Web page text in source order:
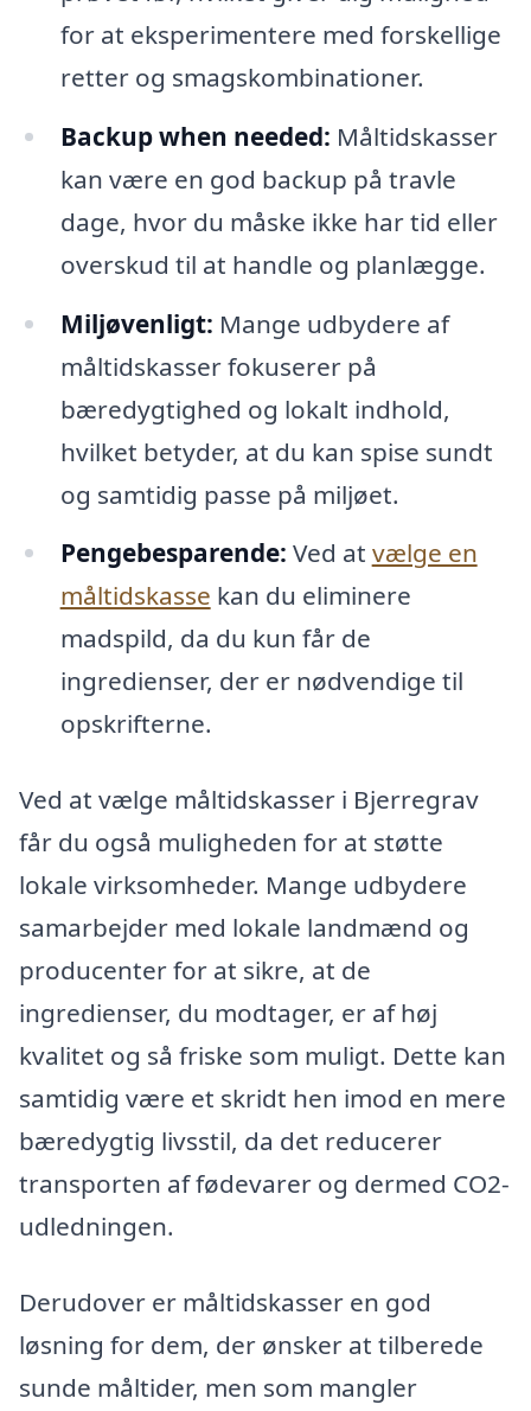
for at eksperimentere med forskellige
retter og smagskombinationer.
Backup when needed: Måltidskasser
kan være en god backup på travle
dage, hvor du måske ikke har tid eller
overskud til at handle og planlægge.
Miljøvenligt: Mange udbydere af
måltidskasser fokuserer på
bæredygtighed og lokalt indhold,
hvilket betyder, at du kan spise sundt
og samtidig passe på miljøet.
Pengebesparende: Ved at vælge en
måltidskasse kan du eliminere
madspild, da du kun får de
ingredienser, der er nødvendige til
opskrifterne.
Ved at vælge måltidskasser i Bjerregrav
får du også muligheden for at støtte
lokale virksomheder. Mange udbydere
samarbejder med lokale landmænd og
producenter for at sikre, at de
ingredienser, du modtager, er af høj
kvalitet og så friske som muligt. Dette kan
samtidig være et skridt hen imod en mere
bæredygtig livsstil, da det reducerer
transporten af fødevarer og dermed CO2-
udledningen.
Derudover er måltidskasser en god
løsning for dem, der ønsker at tilberede
sunde måltider, men som mangler